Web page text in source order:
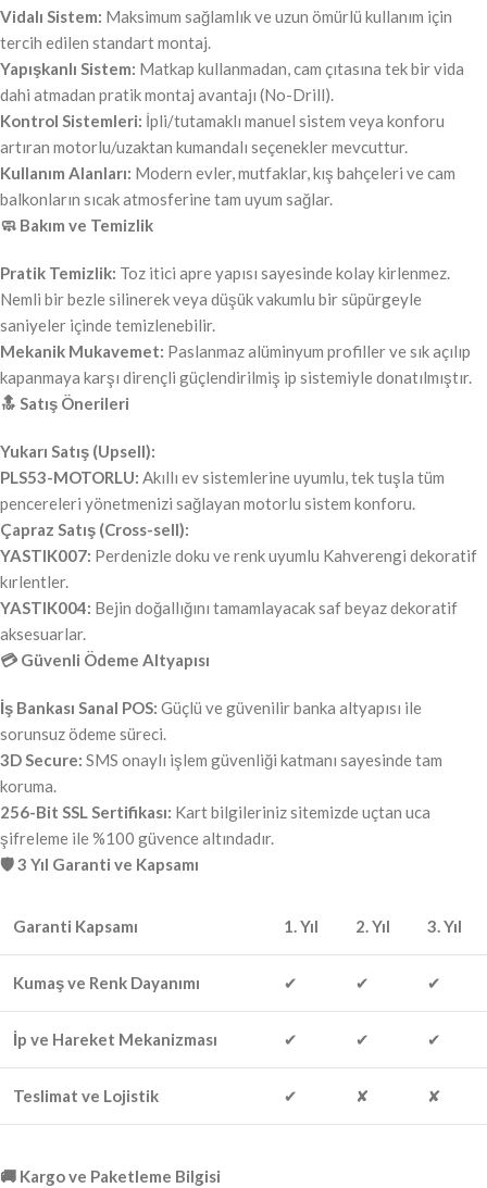
Vidalı Sistem: Maksimum sağlamlık ve uzun ömürlü kullanım için
tercih edilen standart montaj.
Yapışkanlı Sistem: Matkap kullanmadan, cam çıtasına tek bir vida
dahi atmadan pratik montaj avantajı (No-Drill).
Kontrol Sistemleri: İpli/tutamaklı manuel sistem veya konforu
artıran motorlu/uzaktan kumandalı seçenekler mevcuttur.
Kullanım Alanları: Modern evler, mutfaklar, kış bahçeleri ve cam
balkonların sıcak atmosferine tam uyum sağlar.
🧼 Bakım ve Temizlik
Pratik Temizlik: Toz itici apre yapısı sayesinde kolay kirlenmez.
Nemli bir bezle silinerek veya düşük vakumlu bir süpürgeyle
saniyeler içinde temizlenebilir.
Mekanik Mukavemet: Paslanmaz alüminyum profiller ve sık açılıp
kapanmaya karşı dirençli güçlendirilmiş ip sistemiyle donatılmıştır.
🔝 Satış Önerileri
Yukarı Satış (Upsell):
PLS53-MOTORLU: Akıllı ev sistemlerine uyumlu, tek tuşla tüm
pencereleri yönetmenizi sağlayan motorlu sistem konforu.
Çapraz Satış (Cross-sell):
YASTIK007: Perdenizle doku ve renk uyumlu Kahverengi dekoratif
kırlentler.
YASTIK004: Bejin doğallığını tamamlayacak saf beyaz dekoratif
aksesuarlar.
💳 Güvenli Ödeme Altyapısı
İş Bankası Sanal POS: Güçlü ve güvenilir banka altyapısı ile
sorunsuz ödeme süreci.
3D Secure: SMS onaylı işlem güvenliği katmanı sayesinde tam
koruma.
256-Bit SSL Sertifikası: Kart bilgileriniz sitemizde uçtan uca
şifreleme ile %100 güvence altındadır.
🛡️ 3 Yıl Garanti ve Kapsamı
Garanti Kapsamı 1. Yıl 2. Yıl 3. Yıl
Kumaş ve Renk Dayanımı ✔ ✔ ✔
İp ve Hareket Mekanizması ✔ ✔ ✔
Teslimat ve Lojistik ✔ ✘ ✘
🚚 Kargo ve Paketleme Bilgisi